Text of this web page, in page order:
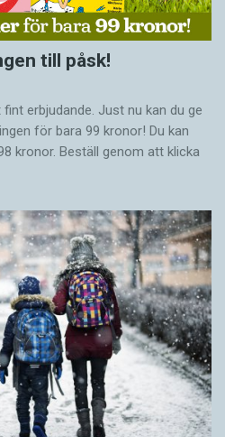
till påsk!
erbjudande. Just nu kan du ge
för bara 99 kronor! Du kan
kronor. Beställ genom att klicka